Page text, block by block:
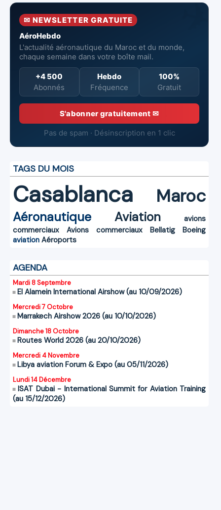
aériennes.
✉ NEWSLETTER GRATUITE
AéroHebdo
L'actualité aéronautique du Maroc et du monde,
chaque semaine dans votre boîte mail.
+4 500
Abonnés
Hebdo
Fréquence
100%
Gratuit
S'abonner gratuitement ✉
Pas de spam · Désinscription en 1 clic
TAGS DU MOIS
Casablanca Maroc
Aéronautique Aviation
avions
commerciaux
Avions commerciaux Bellatig
Boeing
aviation Aéroports
AGENDA
Mardi 8 Septembre
El Alamein International Airshow (au 10/09/2026)
Mercredi 7 Octobre
Marrakech Airshow 2026 (au 10/10/2026)
Dimanche 18 Octobre
Routes World 2026 (au 20/10/2026)
Mercredi 4 Novembre
Libya aviation Forum & Expo (au 05/11/2026)
Lundi 14 Décembre
ISAT Dubai - International Summit for Aviation Training
(au 15/12/2026)